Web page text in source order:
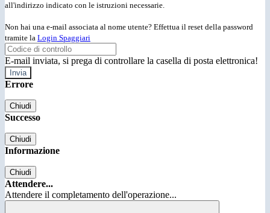
all'indirizzo indicato con le istruzioni necessarie.
Non hai una e-mail associata al nome utente? Effettua il reset della password
tramite la Login Spaggiari
E-mail inviata, si prega di controllare la casella di posta elettronica!
Errore
Chiudi
Successo
Chiudi
Informazione
Chiudi
Attendere...
Attendere il completamento dell'operazione...